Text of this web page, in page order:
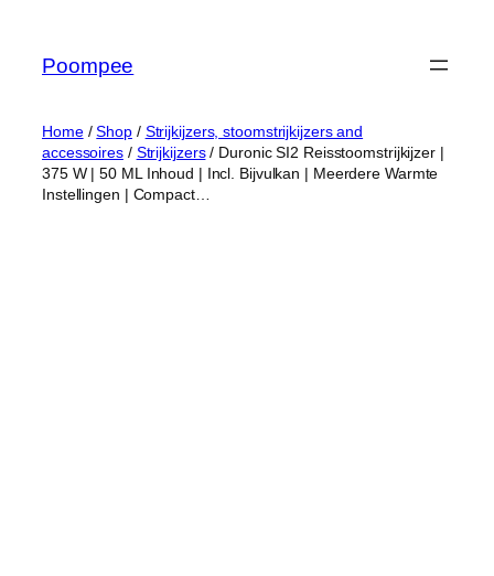
Poompee
Home/Shop/ Strijkijzers, stoomstrijkijzers and
accessoires/ Strijkijzers/ Duronic SI2 Reisstoomstrijkijzer |
375 W | 50 ML Inhoud | Incl. Bijvulkan | Meerdere Warmte
Instellingen | Compact…